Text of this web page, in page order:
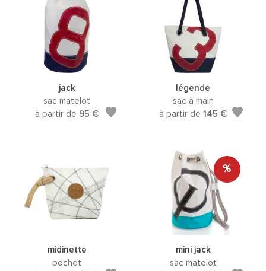
jack
sac matelot
à partir de 95 €
légende
sac à main
à partir de145 €
midinette
pochet
%
mini jack
sac matelot